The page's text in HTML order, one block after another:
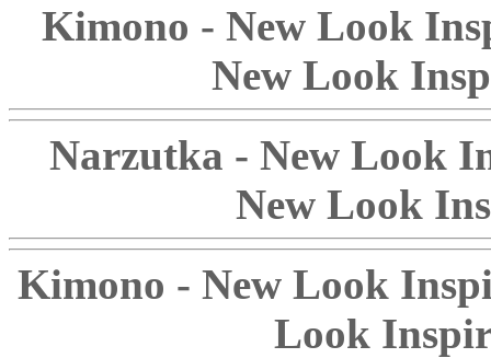
Kimono - New Look
New Look
Narzutka - New Look
New Look
Kimono - New Look
Look